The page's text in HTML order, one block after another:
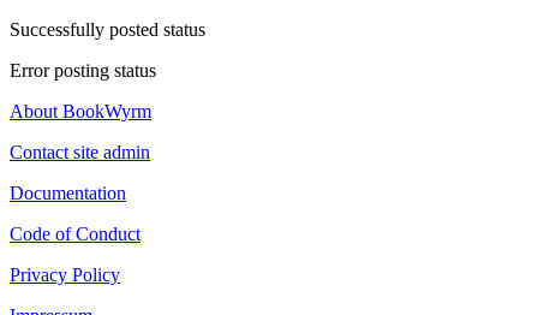
Successfully posted status
Error posting status
About BookWyrm
Contact site admin
Documentation
Code of Conduct
Privacy Policy